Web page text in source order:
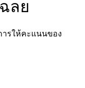
ลย
ารให้คะแนนของ